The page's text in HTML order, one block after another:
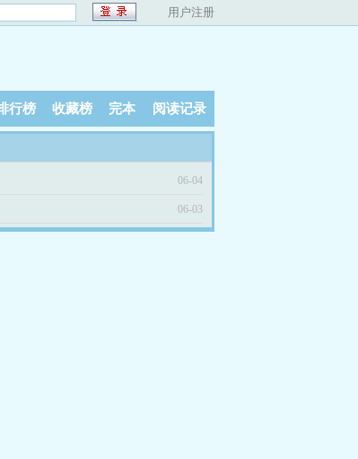
用户注册
行榜 收藏榜 完本 阅读记录
06-04
06-03